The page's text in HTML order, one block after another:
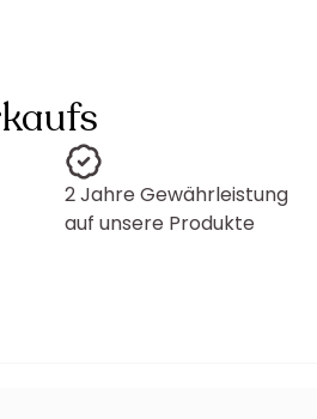
2 Jahre Gewährleistung
auf unsere Produkte